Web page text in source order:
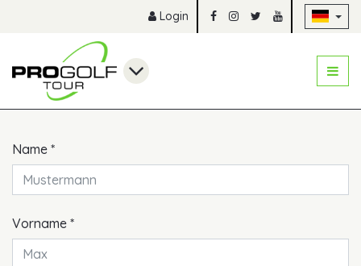
Login
Pflichtfeld
Name *
Pflichtfeld
Vorname *